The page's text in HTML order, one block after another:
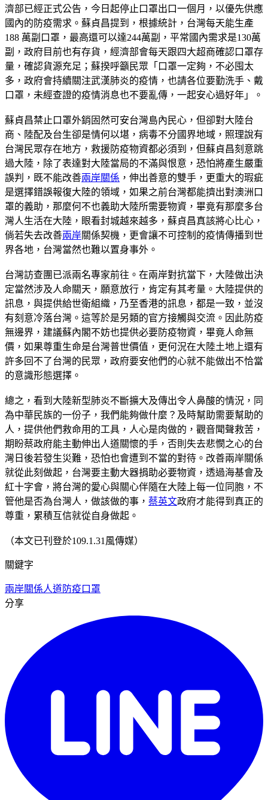
濟部已經正式公告，今日起停止口罩出口一個月，以優先供應
國內的防疫需求。蘇貞昌提到，根據統計，台灣每天能生產
188 萬副口罩，最高還可以達244萬副，平常國內需求是130萬
副，政府目前也有存貨，經濟部會每天跟四大超商確認口罩存
量，確認貨源充足；蘇揆呼籲民眾「口罩一定夠，不必囤太
多，政府會持續關注武漢肺炎的疫情，也請各位要勤洗手、戴
口罩，未經查證的疫情消息也不要亂傳，一起安心過好年」。
蘇貞昌禁止口罩外銷固然可安台灣島內民心，但卻對大陸台
商、陸配及台生卻是情何以堪，病毒不分國界地域，照理說有
台灣民眾存在地方，救援防疫物資都必須到，但蘇貞昌刻意跳
過大陸，除了表達對大陸當局的不滿與恨意，恐怕將產生嚴重
誤判，既不能改善兩岸關係 ，伸出善意的雙手，更重大的瑕疵
是選擇錯誤報復大陸的領域，如果之前台灣都能擠出對澳洲口
罩的義助，那麼何不也義助大陸所需要物資，畢竟有那麼多台
灣人生活在大陸，眼看封城越來越多，蘇貞昌真該將心比心，
倘若失去改善兩岸關係契機，更會讓不可控制的疫情傳播到世
界各地，台灣當然也難以置身事外。
台灣訪查團已派兩名專家前往。在兩岸對抗當下，大陸做出決
定當然涉及人命關天，願意放行，肯定有其考量。大陸提供的
訊息，與提供給世衛組織，乃至香港的訊息，都是一致，並沒
有刻意冷落台灣。這等於是另類的官方接觸與交流。因此防疫
無邊界，建議蘇內閣不妨也提供必要防疫物資，畢竟人命無
價，如果尊重生命是台灣普世價值，更何況在大陸土地上還有
許多回不了台灣的民眾，政府要安他們的心就不能做出不恰當
的意識形態選擇。
總之，看到大陸新型肺炎不斷擴大及傳出令人鼻酸的情況，同
為中華民族的一份子，我們能夠做什麼？及時幫助需要幫助的
人，提供他們救命用的工具，人心是肉做的，觀音聞聲救苦，
期盼蔡政府能主動伸出人道關懷的手，否則失去悲憫之心的台
灣日後若發生災難，恐怕也會遭到不當的對待。改善兩岸關係
就從此刻做起，台灣要主動大器捐助必要物資，透過海基會及
紅十字會，將台灣的愛心與關心伴隨在大陸上每一位同胞，不
管他是否為台灣人，做該做的事， 蔡英文政府才能得到真正的
尊重，累積互信就從自身做起。
（本文已刊登於109.1.31風傳媒）
關鍵字
兩岸關係人道防疫口罩
分享